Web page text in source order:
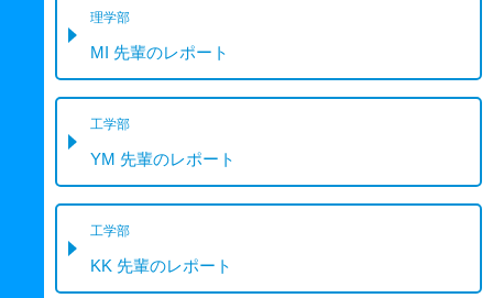
理学部
MI 先輩のレポート
工学部
YM 先輩のレポート
工学部
KK 先輩のレポート